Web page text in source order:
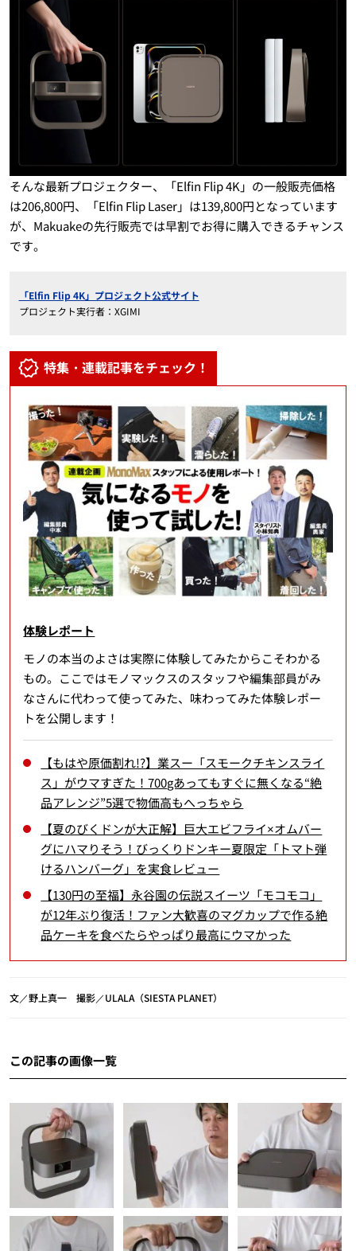
そんな最新プロジェクター、「Elfin Flip 4K」の一般販売価格
は206,800円、「Elfin Flip Laser」は139,800円となっています
が、Makuakeの先行販売では早割でお得に購入できるチャンス
です。
「Elfin Flip 4K」プロジェクト公式サイト
プロジェクト実行者：XGIMI
特集・連載記事をチェック！
体験レポート
モノの本当のよさは実際に体験してみたからこそわかる
もの。ここではモノマックスのスタッフや編集部員がみ
なさんに代わって使ってみた、味わってみた体験レポー
トを公開します！
【もはや原価割れ!?】業スー「スモークチキンスライ
ス」がウマすぎた！700gあってもすぐに無くなる“絶
品アレンジ”5選で物価高もへっちゃら
【夏のびくドンが大正解】巨大エビフライ×オムバー
グにハマりそう！びっくりドンキー夏限定「トマト弾
けるハンバーグ」を実食レビュー
【130円の至福】永谷園の伝説スイーツ「モコモコ」
が12年ぶり復活！ファン大歓喜のマグカップで作る絶
品ケーキを食べたらやっぱり最高にウマかった
文／野上真一 撮影／ULALA（SIESTA PLANET）
この記事の画像一覧